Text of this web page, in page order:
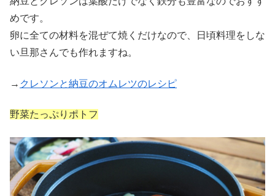
めです。
卵に全ての材料を混ぜて焼くだけなので、日頃料理をしな
い旦那さんでも作れますね。
→ クレソンと納豆のオムレツのレシピ
野菜たっぷりポトフ